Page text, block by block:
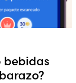
bebidas